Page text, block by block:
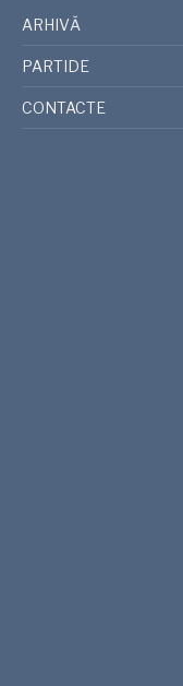
ARHIVĂ
PARTIDE
CONTACTE